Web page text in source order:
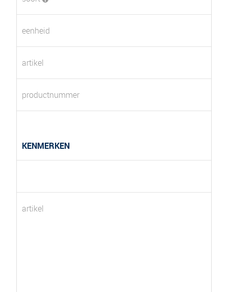
eenheid
artikel
productnummer
KENMERKEN
artikel